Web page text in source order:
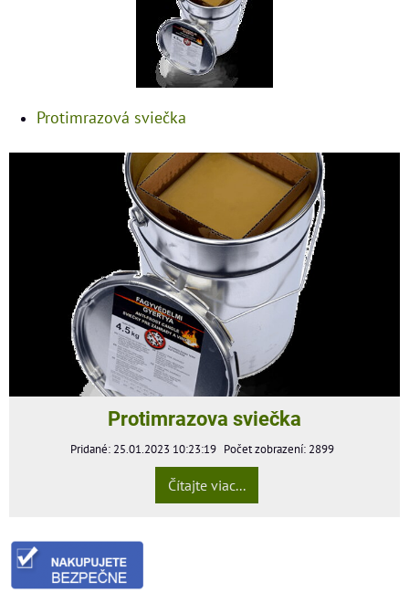
Protimrazová sviečka
Protimrazova sviečka
Pridané: 25.01.2023 10:23:19 Počet zobrazení: 2899
Čítajte viac...